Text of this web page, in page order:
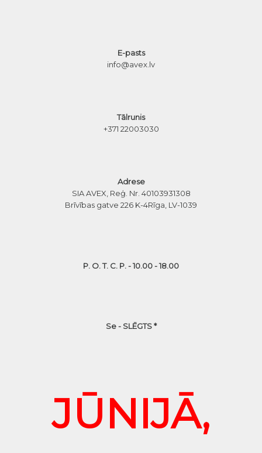
E-pasts
info@avex.lv
Tālrunis
+371 22003030
Adrese
SIA AVEX, Reģ. Nr. 40103931308
Brīvības gatve 226 K-4Rīga, LV-1039
P. O. T. C. P. - 10.00 - 18.00
Se - SLĒGTS *
JŪNIJĀ,